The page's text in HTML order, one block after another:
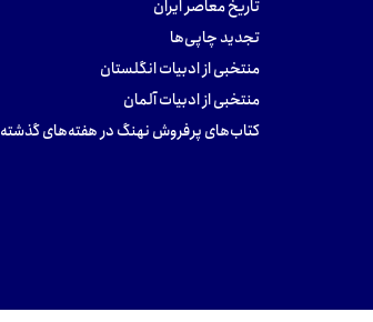
تاریخ معاصر ایران
تجدید چاپی‌ها
منتخبی از ادبیات انگلستان
منتخبی از ادبیات آلمان
کتاب‌های پرفروش نهنگ در هفته‌های گذشته